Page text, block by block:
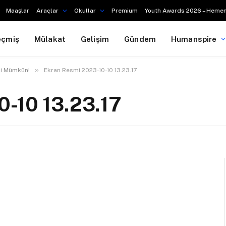
Maaşlar Araçlar Okullar Premium Youth Awards 2026 –
Mülakat Gelişim Gündem Humanspire
Mümkün! » Ekran Resmi 2023-10-10 13.23.17
10 13.23.17